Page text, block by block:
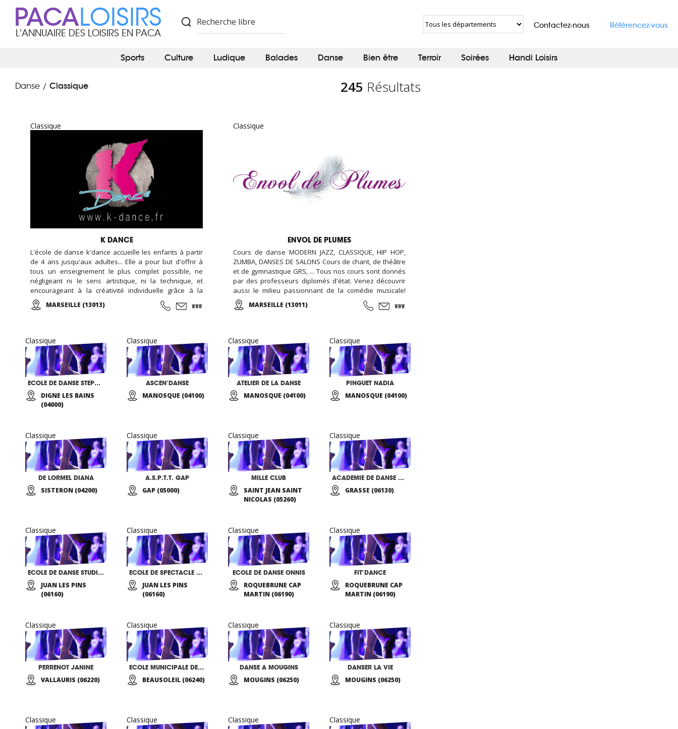
PACALOISIRS
L'ANNUAIRE DES LOISIRS EN PACA
Contactez-nous Référencez-vous
Sports Culture Ludique Balades Danse Bien être Terroir Soirées Handi Loisirs
Danse / Classique 245 Résultats
Classique
K DANCE
L'école de danse k'dance accueille les enfants à partir
de 4 ans jusqu'aux adultes... Elle a pour but d'offrir à
tous un enseignement le plus complet possible, ne
négligeant ni le sens artistique, ni la technique, et
encourageant à la créativité individuelle grâce à la
pratique d'ateliers chorégraphiques. Cours de danse
classique, modern-jazz, hip-hop, break, ragga, orientale
cirque...
MARSEILLE (13013)
Classique
ENVOL DE PLUMES
Cours de danse MODERN JAZZ, CLASSIQUE, HIP HOP,
ZUMBA, DANSES DE SALONS Cours de chant, de théâtre
et de gymnastique GRS, ... Tous nos cours sont donnés
par des professeurs diplomés d'état. Venez découvrir
aussi le milieu passionnant de la comédie musicale!
Enfants, Ados et Adultes. Stages vacances,
Anniversaires, ... Cours d'essai offert !
MARSEILLE (13011)
Classique
ECOLE DE DANSE STEPHANE BARON
DIGNE LES BAINS
(04000)
Classique
ASCEN’DANSE
MANOSQUE (04100)
Classique
ATELIER DE LA DANSE
MANOSQUE (04100)
Classique
PINGUET NADIA
MANOSQUE (04100)
Classique
DE LORMEL DIANA
SISTERON (04200)
Classique
A.S.P.T.T. GAP
GAP (05000)
Classique
MILLE CLUB
SAINT JEAN SAINT
NICOLAS (05260)
Classique
ACADEMIE DE DANSE GRASSOISE
GRASSE (06130)
Classique
ECOLE DE DANSE STUDIO 39
JUAN LES PINS
(06160)
Classique
ECOLE DE SPECTACLE BEATRICE FONZES
JUAN LES PINS
(06160)
Classique
ECOLE DE DANSE ONNIS
ROQUEBRUNE CAP
MARTIN (06190)
Classique
FIT’DANCE
ROQUEBRUNE CAP
MARTIN (06190)
Classique
PERRENOT JANINE
VALLAURIS (06220)
Classique
ECOLE MUNICIPALE DE DANSE
BEAUSOLEIL (06240)
Classique
DANSE A MOUGINS
MOUGINS (06250)
Classique
DANSER LA VIE
MOUGINS (06250)
Classique Classique Classique Classique